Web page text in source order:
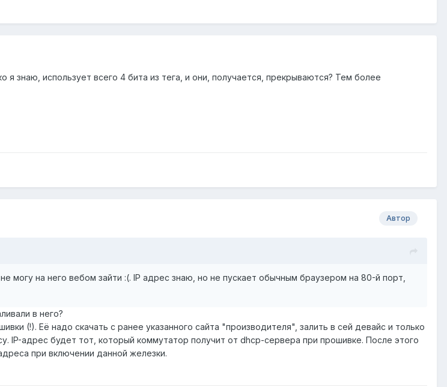
я знаю, использует всего 4 бита из тега, и они, получается, прекрываются? Тем более
Автор
могу на него вебом зайти :(. IP адрес знаю, но не пускает обычным браузером на 80-й порт,
в него?
(!). Её надо скачать с ранее указанного сайта "производителя", залить в сей девайс и только
IP-адрес будет тот, который коммутатор получит от dhcp-сервера при прошивке. После этого
при включении данной железки.